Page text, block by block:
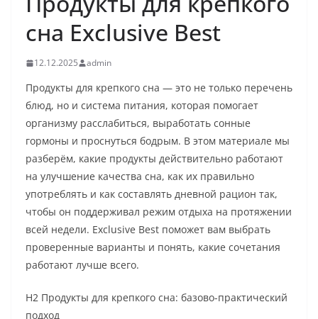
сна Exclusive Best
12.12.2025 admin
Продукты для крепкого сна — это не только перечень
блюд, но и система питания, которая помогает
организму расслабиться, выработать сонные
гормоны и проснуться бодрым. В этом материале мы
разберём, какие продукты действительно работают
на улучшение качества сна, как их правильно
употреблять и как составлять дневной рацион так,
чтобы он поддерживал режим отдыха на протяжении
всей недели. Exclusive Best поможет вам выбрать
проверенные варианты и понять, какие сочетания
работают лучше всего.
H2 Продукты для крепкого сна: базово-практический
подход